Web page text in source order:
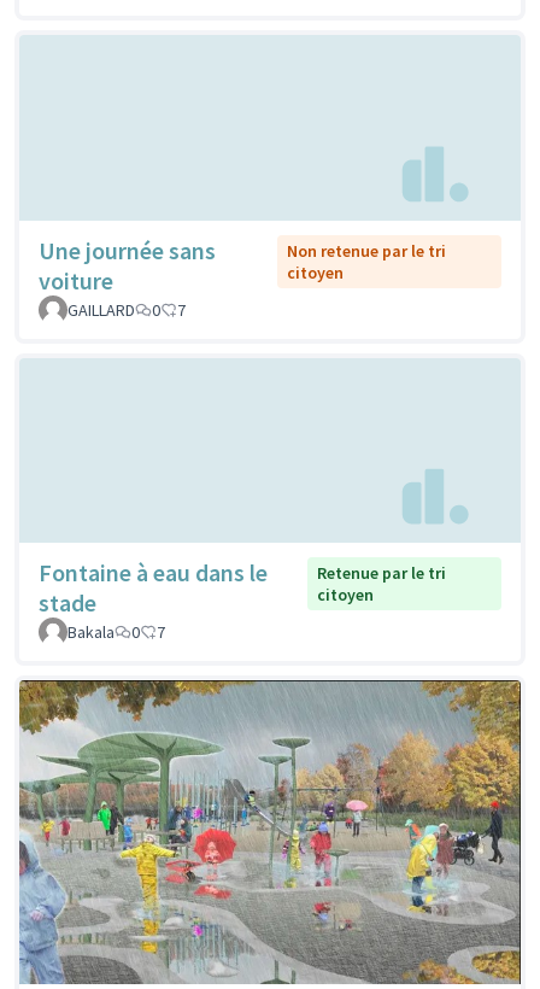
Une journée sans
voiture
Non retenue par le tri
citoyen
GAILLARD
0 7
Fontaine à eau dans le
stade
Retenue par le tri
citoyen
Bakala
0 7